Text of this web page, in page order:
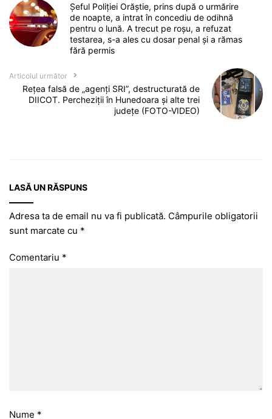
Șeful Poliției Orăștie, prins după o urmărire
de noapte, a intrat în concediu de odihnă
pentru o lună. A trecut pe roșu, a refuzat
testarea, s-a ales cu dosar penal și a rămas
fără permis
Articolul următor
Rețea falsă de „agenți SRI”, destructurată de
DIICOT. Percheziții în Hunedoara și alte trei
județe (FOTO-VIDEO)
LASĂ UN RĂSPUNS
Adresa ta de email nu va fi publicată. Câmpurile obligatorii
sunt marcate cu *
Comentariu *
Nume *